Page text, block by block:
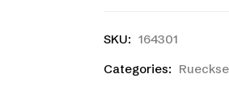
SKU: 164301
Categories: